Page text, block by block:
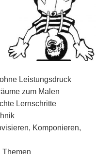
Leistungsdruck
zum Malen
Lernschritte
Komponieren,
Themen